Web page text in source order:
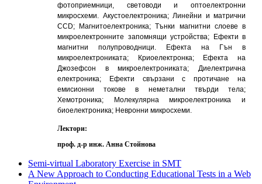
фотоприемници, световоди и оптоелектронни
микросхеми. Акустоелектроника; Линейни и матрични
CCD; Магнитоелектроника; Тънки магнитни слоеве в
микроелектронните запомнящи устройства; Ефекти в
магнитни полупроводници. Ефекта на Гън в
микроелектрониката; Криоелектронка; Ефекта на
Джозефсон в микроелектрониката; Диелектрична
електроника; Ефекти свързани с протичане на
емисионни токове в неметални твърди тела;
Хемотроника; Молекулярна микроелектроника и
биоелектроника; Невронни микросхеми.
Лектори:
проф. д-р инж. Анна Стойнова
Semi-virtual Laboratory Exercise in SMT
A New Approach to Conducting Educational Tests in a Web